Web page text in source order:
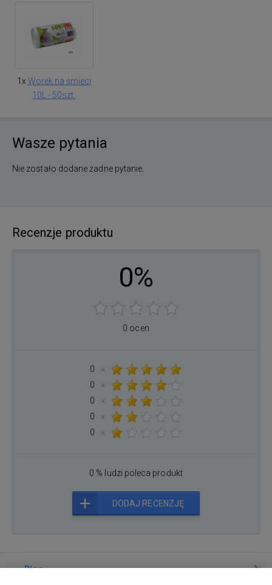
1x Worek na śmieci
10L - 50szt.
Wasze pytania
Nie zostało dodane żadne pytanie.
Recenzje produktu
0%
0 ocen
0
×
0
×
0
×
0
×
0
×
0 % ludzi poleca produkt
DODAJ RECENZJĘ
Blog